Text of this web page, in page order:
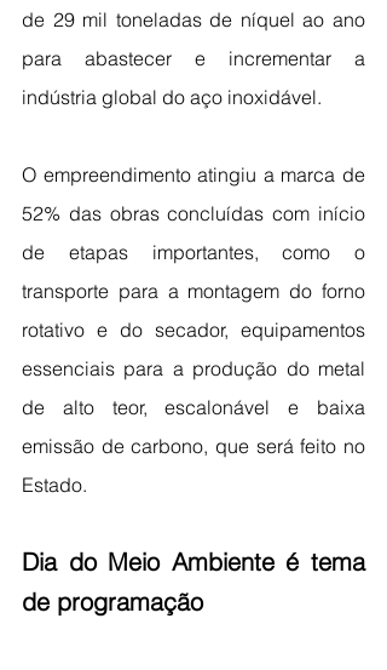
de 29 mil toneladas de níquel ao ano
para abastecer e incrementar a
indústria global do aço inoxidável.
O empreendimento atingiu a marca de
52% das obras concluídas com início
de etapas importantes, como o
transporte para a montagem do forno
rotativo e do secador, equipamentos
essenciais para a produção do metal
de alto teor, escalonável e baixa
emissão de carbono, que será feito no
Estado.
Dia do Meio Ambiente é tema
de programação